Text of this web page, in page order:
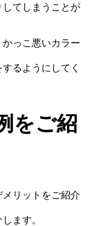
てしまうことが
っこ悪いカラー
るようにしてく
をご紹
リットをご紹介
ます。